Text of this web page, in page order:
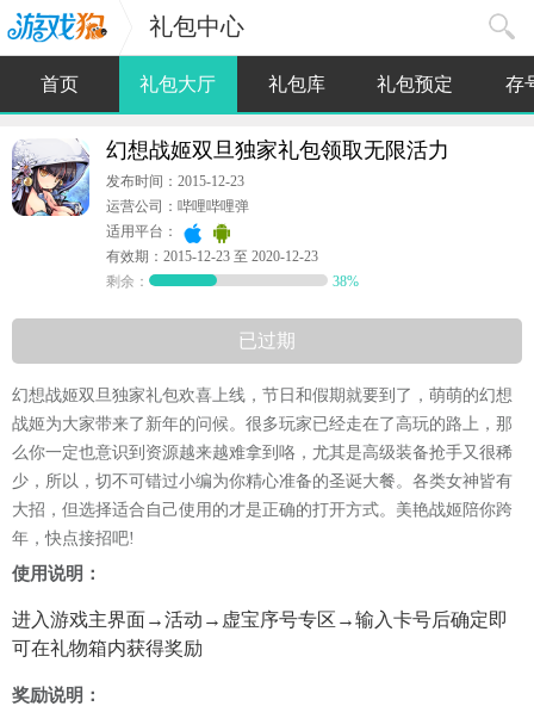
礼包中心
首页 礼包大厅 礼包库 礼包预定 存
幻想战姬双旦独家礼包领取无限活力
发布时间：2015-12-23
运营公司：哔哩哔哩弹
适用平台：
有效期：2015-12-23 至 2020-12-23
剩余：
38%
已过期
幻想战姬双旦独家礼包欢喜上线，节日和假期就要到了，萌萌的幻想
战姬为大家带来了新年的问候。很多玩家已经走在了高玩的路上，那
么你一定也意识到资源越来越难拿到咯，尤其是高级装备抢手又很稀
少，所以，切不可错过小编为你精心准备的圣诞大餐。各类女神皆有
大招，但选择适合自己使用的才是正确的打开方式。美艳战姬陪你跨
年，快点接招吧!
使用说明：
进入游戏主界面→活动→虚宝序号专区→输入卡号后确定即
可在礼物箱内获得奖励
奖励说明：